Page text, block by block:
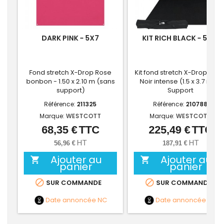
DARK PINK - 5X7
Fond stretch X-Drop Rose
bonbon - 1.50 x 2.10 m (sans
support)
Référence: 211325
Marque: WESTCOTT
Prix
68,35 €TTC
56,96 € HT
 Ajouter au
panier
 SUR COMMANDE
Date annoncée NC
KIT RICH BLACK - 5X12
Kit fond stretch X-Drop
Noir intense (1.5 x 3.7 m) +
Support
Référence: 210788
Marque: WESTCOTT
Prix
225,49 €TTC
187,91 € HT
 Ajouter au
panier
 SUR COMMANDE
Date annoncée